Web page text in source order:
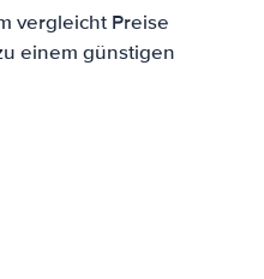
vergleicht Preise
einem günstigen